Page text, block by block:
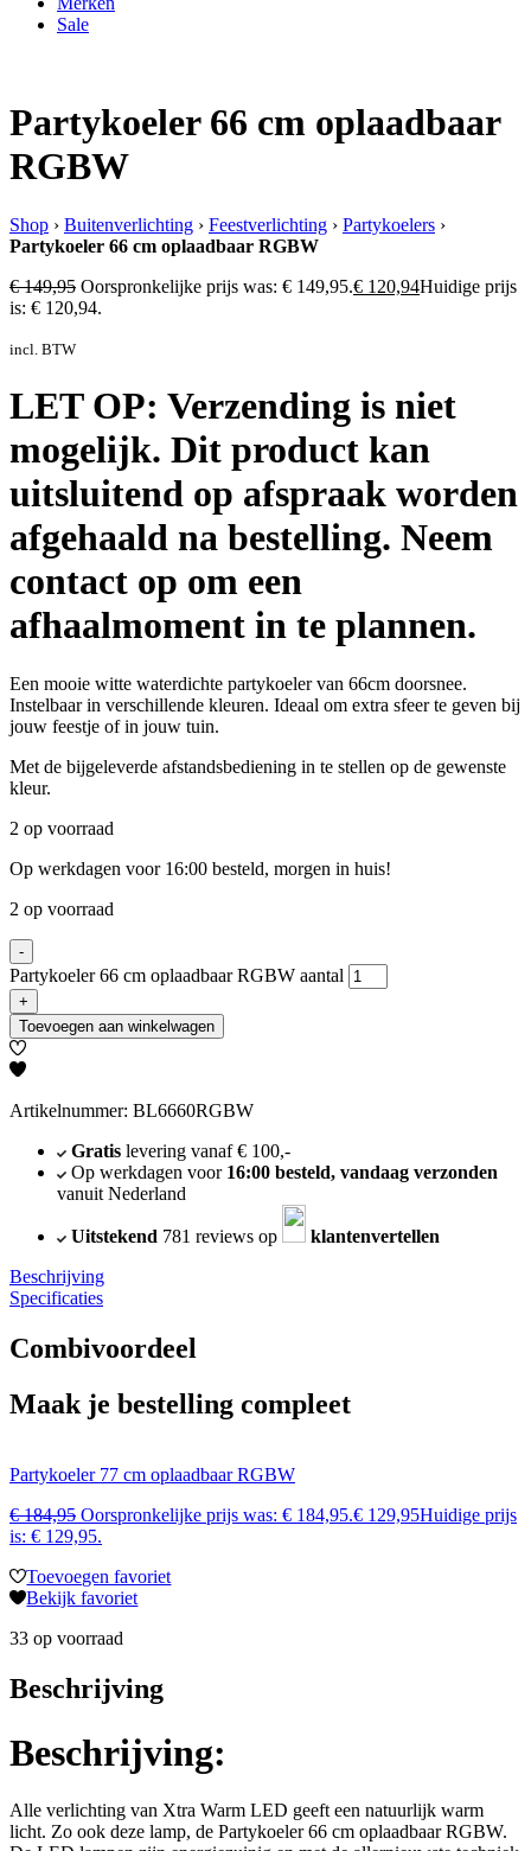
Sale
Partykoeler 66 cm oplaadbaar
RGBW
Shop › Buitenverlichting › Feestverlichting › Partykoelers ›
Partykoeler 66 cm oplaadbaar RGBW
€149,95 Oorspronkelijke prijs was: € 149,95.€ 120,94Huidige prijs
is: € 120,94.
incl. BTW
LET OP: Verzending is niet
mogelijk. Dit product kan
uitsluitend op afspraak worden
afgehaald na bestelling. Neem
contact op om een
afhaalmoment in te plannen.
Een mooie witte waterdichte partykoeler van 66cm doorsnee.
Instelbaar in verschillende kleuren. Ideaal om extra sfeer te geven bij
jouw feestje of in jouw tuin.
Met de bijgeleverde afstandsbediening in te stellen op de gewenste
kleur.
2 op voorraad
Op werkdagen voor 16:00 besteld, morgen in huis!
2 op voorraad
-
Partykoeler 66 cm oplaadbaar RGBW aantal
+
Toevoegen aan winkelwagen
Artikelnummer: BL6660RGBW
Gratislevering vanaf € 100,-
Op werkdagen voor 16:00 besteld, vandaag verzonden
vanuit Nederland
Uitstekend 781 reviews op
klantenvertellen
Beschrijving
Specificaties
Combivoordeel
Maak je bestelling compleet
Partykoeler 77 cm oplaadbaar RGBW
€184,95 Oorspronkelijke prijs was: € 184,95.€ 129,95Huidige prijs
is: € 129,95.
Toevoegen favoriet
Bekijk favoriet
33 op voorraad
Beschrijving
Beschrijving:
Alle verlichting van Xtra Warm LED geeft een natuurlijk warm
licht. Zo ook deze lamp, de Partykoeler 66 cm oplaadbaar RGBW.